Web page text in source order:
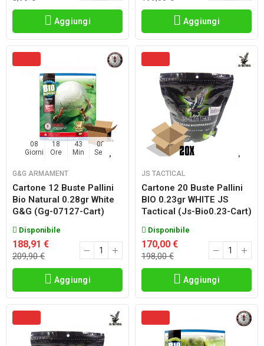
Aggiungi Aggiungi
08
Giorni
18
Ore
43
Min
06
Sec
G&G ARMAMENT
Cartone 12 Buste Pallini
Bio Natural 0.28gr White
G&g (gg-07127-Cart)
Disponibile
188,91 €
209,90 €
Aggiungi
JS TACTICAL
Cartone 20 Buste Pallini
BIO 0.23gr WHITE JS
Tactical (js-Bio0.23-Cart)
Disponibile
170,00 €
198,00 €
Aggiungi